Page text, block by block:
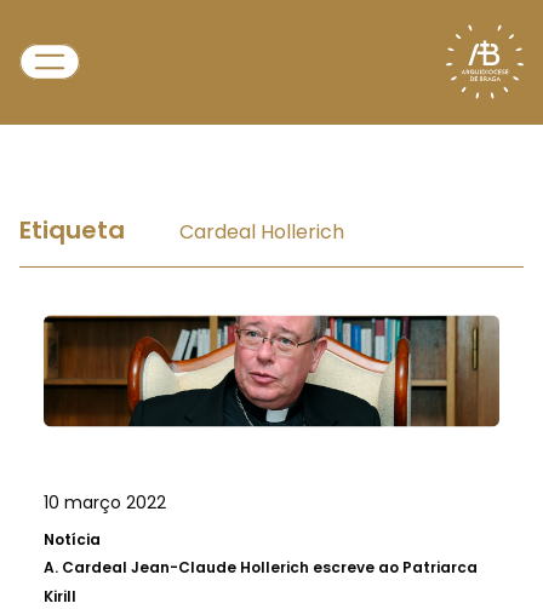
Etiqueta Cardeal Hollerich
10 março 2022
Notícia
A. Cardeal Jean-Claude Hollerich escreve ao Patriarca
Kirill